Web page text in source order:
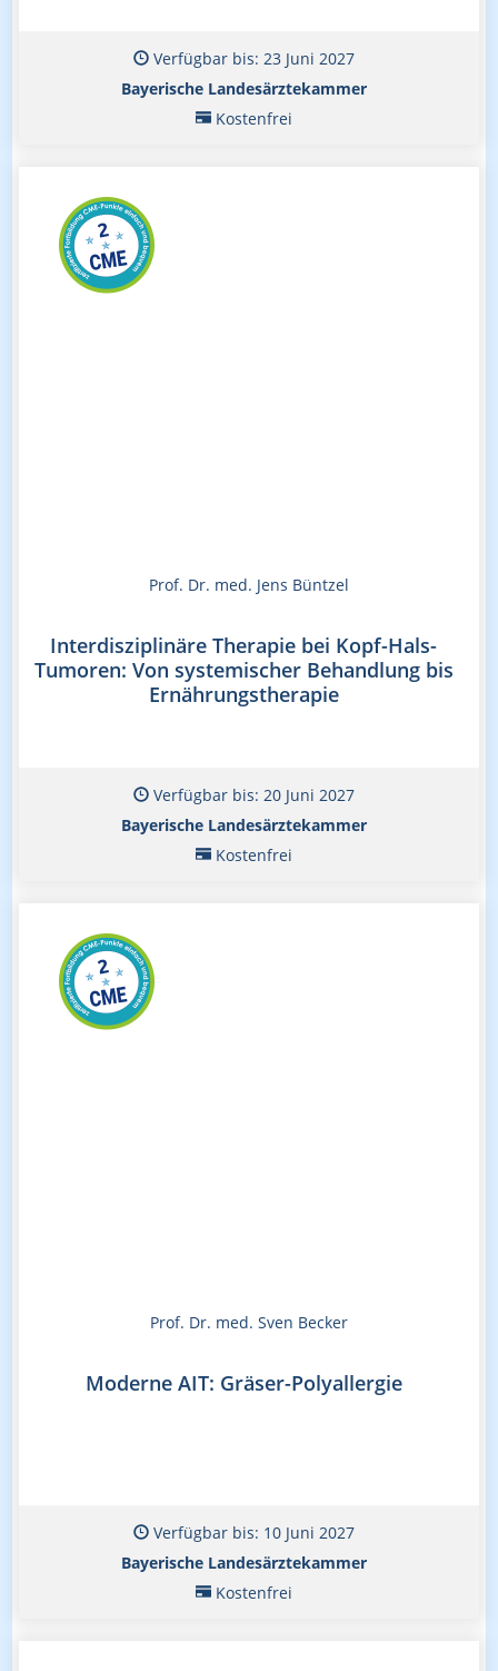
Verfügbar bis: 23 Juni 2027
Bayerische Landesärztekammer
Kostenfrei
Prof. Dr. med. Jens Büntzel
Interdisziplinäre Therapie bei Kopf-Hals-
Tumoren: Von systemischer Behandlung bis
Ernährungstherapie
Verfügbar bis: 20 Juni 2027
Bayerische Landesärztekammer
Kostenfrei
Prof. Dr. med. Sven Becker
Moderne AIT: Gräser-Polyallergie
Verfügbar bis: 10 Juni 2027
Bayerische Landesärztekammer
Kostenfrei